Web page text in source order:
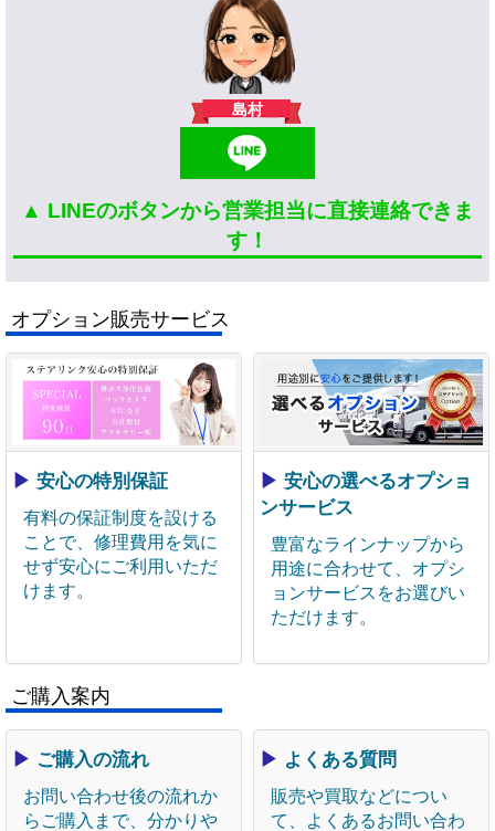
島村
▲ LINEのボタンから営業担当に直接連絡できま
す！
オプション販売サービス
▶ 安心の特別保証
有料の保証制度を設ける
ことで、修理費用を気に
せず安心にご利用いただ
けます。
▶ 安心の選べるオプショ
ンサービス
豊富なラインナップから
用途に合わせて、オプシ
ョンサービスをお選びい
ただけます。
ご購入案内
▶ ご購入の流れ
お問い合わせ後の流れか
らご購入まで、分かりや
▶ よくある質問
販売や買取などについ
て、よくあるお問い合わ